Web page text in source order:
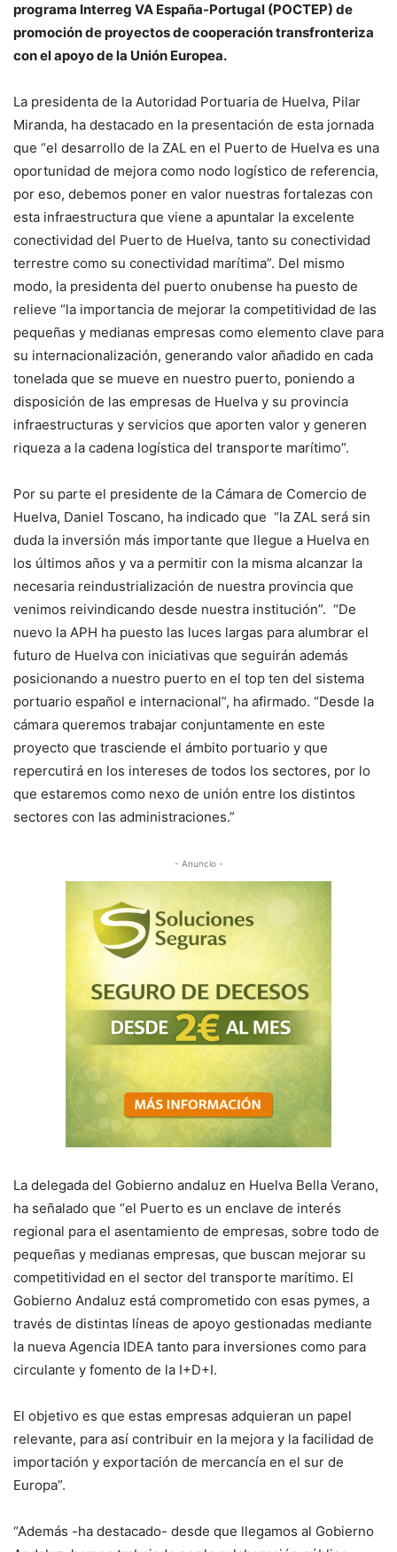
programa Interreg VA España-Portugal (POCTEP) de
promoción de proyectos de cooperación transfronteriza
con el apoyo de la Unión Europea.
La presidenta de la Autoridad Portuaria de Huelva, Pilar
Miranda, ha destacado en la presentación de esta jornada
que “el desarrollo de la ZAL en el Puerto de Huelva es una
oportunidad de mejora como nodo logístico de referencia,
por eso, debemos poner en valor nuestras fortalezas con
esta infraestructura que viene a apuntalar la excelente
conectividad del Puerto de Huelva, tanto su conectividad
terrestre como su conectividad marítima”. Del mismo
modo, la presidenta del puerto onubense ha puesto de
relieve “la importancia de mejorar la competitividad de las
pequeñas y medianas empresas como elemento clave para
su internacionalización, generando valor añadido en cada
tonelada que se mueve en nuestro puerto, poniendo a
disposición de las empresas de Huelva y su provincia
infraestructuras y servicios que aporten valor y generen
riqueza a la cadena logística del transporte marítimo”.
Por su parte el presidente de la Cámara de Comercio de
Huelva, Daniel Toscano, ha indicado que “la ZAL será sin
duda la inversión más importante que llegue a Huelva en
los últimos años y va a permitir con la misma alcanzar la
necesaria reindustrialización de nuestra provincia que
venimos reivindicando desde nuestra institución”. “De
nuevo la APH ha puesto las luces largas para alumbrar el
futuro de Huelva con iniciativas que seguirán además
posicionando a nuestro puerto en el top ten del sistema
portuario español e internacional”, ha afirmado. “Desde la
cámara queremos trabajar conjuntamente en este
proyecto que trasciende el ámbito portuario y que
repercutirá en los intereses de todos los sectores, por lo
que estaremos como nexo de unión entre los distintos
sectores con las administraciones.”
- Anuncio -
La delegada del Gobierno andaluz en Huelva Bella Verano,
ha señalado que “el Puerto es un enclave de interés
regional para el asentamiento de empresas, sobre todo de
pequeñas y medianas empresas, que buscan mejorar su
competitividad en el sector del transporte marítimo. El
Gobierno Andaluz está comprometido con esas pymes, a
través de distintas líneas de apoyo gestionadas mediante
la nueva Agencia IDEA tanto para inversiones como para
circulante y fomento de la I+D+I.
El objetivo es que estas empresas adquieran un papel
relevante, para así contribuir en la mejora y la facilidad de
importación y exportación de mercancía en el sur de
Europa”.
“Además -ha destacado- desde que llegamos al Gobierno